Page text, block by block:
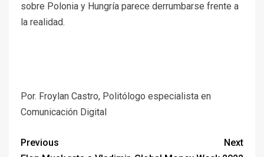
sobre Polonia y Hungría parece derrumbarse frente a
la realidad.
Por. Froylan Castro, Politólogo especialista en
Comunicación Digital
Previous
Next